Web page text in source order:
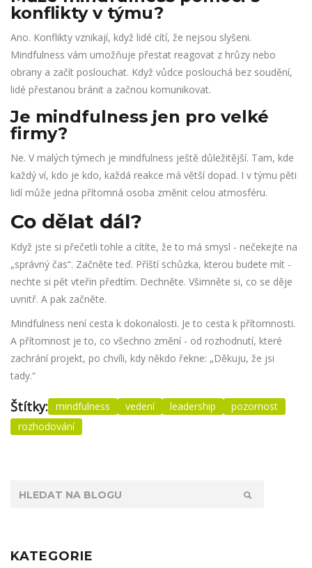
konflikty v týmu?
Ano. Konflikty vznikají, když lidé cítí, že nejsou slyšeni.
Mindfulness vám umožňuje přestat reagovat z hrůzy nebo
obrany a začít poslouchat. Když vůdce poslouchá bez soudění,
lidé přestanou bránit a začnou komunikovat.
Je mindfulness jen pro velké
firmy?
Ne. V malých týmech je mindfulness ještě důležitější. Tam, kde
každý ví, kdo je kdo, každá reakce má větší dopad. I v týmu pěti
lidí může jedna přítomná osoba změnit celou atmosféru.
Co dělat dál?
Když jste si přečetli tohle a cítíte, že to má smysl - nečekejte na
„správný čas“. Začněte teď. Příští schůzka, kterou budete mít -
nechte si pět vteřin předtím. Dechněte. Všimněte si, co se děje
uvnitř. A pak začněte.
Mindfulness není cesta k dokonalosti. Je to cesta k přítomnosti.
A přítomnost je to, co všechno změní - od rozhodnutí, které
zachrání projekt, po chvíli, kdy někdo řekne: „Děkuju, že jsi
tady.“
Štítky: mindfulness vedení leadership
pozornost
rozhodování
KATEGORIE